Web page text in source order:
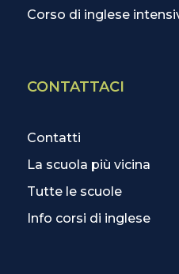
Corso di inglese
CONTATTACI
Contatti
La scuola più vicina
Tutte le scuole
Info corsi di inglese